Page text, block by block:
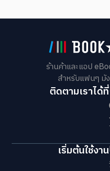
ร้านค้าและแอป
สำหรับแฟนๆ มัง
ติดตามเราได้ที่
เริ่มต้นใช้งาน